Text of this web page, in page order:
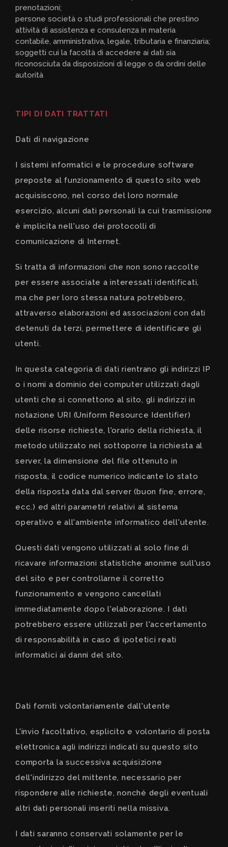
prenotazioni;
persone società o studi professionali che prestino
attività di assistenza e consulenza in materia
contabile, amministrativa, legale, tributaria e finanziaria;
soggetti cui la facoltà di accedere ai dati sia
riconosciuta da disposizioni di legge o da ordini delle
autorità
TIPI DI DATI TRATTATI
Dati di navigazione
I sistemi informatici e le procedure software
preposte al funzionamento di questo sito web
acquisiscono, nel corso del loro normale
esercizio, alcuni dati personali la cui trasmissione
è implicita nell'uso dei protocolli di
comunicazione di Internet.
Si tratta di informazioni che non sono raccolte
per essere associate a interessati identificati,
ma che per loro stessa natura potrebbero,
attraverso elaborazioni ed associazioni con dati
detenuti da terzi, permettere di identificare gli
utenti.
In questa categoria di dati rientrano gli indirizzi IP
o i nomi a dominio dei computer utilizzati dagli
utenti che si connettono al sito, gli indirizzi in
notazione URI (Uniform Resource Identifier)
delle risorse richieste, l'orario della richiesta, il
metodo utilizzato nel sottoporre la richiesta al
server, la dimensione del file ottenuto in
risposta, il codice numerico indicante lo stato
della risposta data dal server(buon fine, errore,
ecc.) ed altri parametri relativi al sistema
operativo e all'ambiente informatico dell'utente.
Questi dati vengono utilizzati al solo fine di
ricavare informazioni statistiche anonime sull'uso
del sito e per controllarne il corretto
funzionamento e vengono cancellati
immediatamente dopo l'elaborazione. I dati
potrebbero essere utilizzati per l'accertamento
di responsabilità in caso di ipotetici reati
informatici ai danni del sito.
Dati forniti volontariamente dall'utente
L'invio facoltativo, esplicito e volontario di posta
elettronica agli indirizzi indicati su questo sito
comporta la successiva acquisizione
dell'indirizzo del mittente, necessario per
rispondere alle richieste, nonché degli eventuali
altri dati personali inseriti nella missiva.
I dati saranno conservati solamente per le